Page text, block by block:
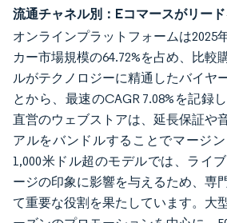
流通チャネル別：Eコマースがリー
オンラインプラットフォームは2025
カー市場規模の64.72%を占め、比較
ルがテクノロジーに精通したバイヤ
とから、最速のCAGR 7.08%を記録
直営のウェブストアは、延長保証や
アルをバンドルすることでマージン
1,000米ドル超のモデルでは、ライ
ージの印象に影響を与えるため、専
て重要な役割を果たしています。大